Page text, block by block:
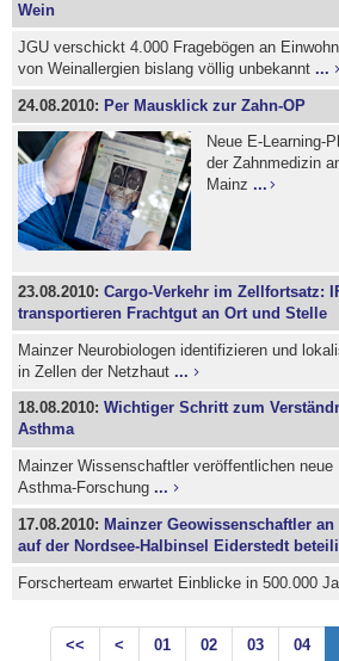
Wein
JGU verschickt 4.000 Fragebögen an
von Weinallergien bislang völlig unbekannt...
24.08.2010: Per Mausklick zur Zahn-OP
Neue E-Learning-
der Zahnmedizin
Mainz ...
23.08.2010:Cargo-Verkehr im Zellfortsatz:
transportieren Frachtgut an Ort und Stelle
Mainzer Neurobiologen identifizieren und
in Zellen der Netzhaut...
18.08.2010:Wichtiger Schritt zum
Asthma
Mainzer Wissenschaftler veröffentlichen
Asthma-Forschung...
17.08.2010: Mainzer Geowissenschaftler
auf der Nordsee-Halbinsel Eiderstedt
Forscherteam erwartet Einblicke in 500.000
<< < 01 02 03 04